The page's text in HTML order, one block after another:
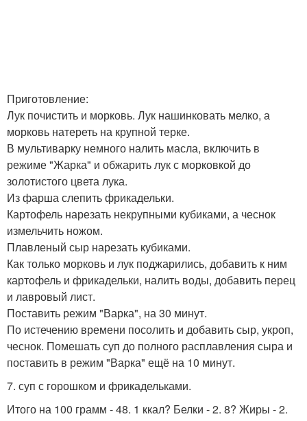
Приготовление:
Лук почистить и морковь. Лук нашинковать мелко, а
морковь натереть на крупной терке.
В мультиварку немного налить масла, включить в
режиме "Жарка" и обжарить лук с морковкой до
золотистого цвета лука.
Из фарша слепить фрикадельки.
Картофель нарезать некрупными кубиками, а чеснок
измельчить ножом.
Плавленый сыр нарезать кубиками.
Как только морковь и лук поджарились, добавить к ним
картофель и фрикадельки, налить воды, добавить перец
и лавровый лист.
Поставить режим "Варка", на 30 минут.
По истечению времени посолить и добавить сыр, укроп,
чеснок. Помешать суп до полного расплавления сыра и
поставить в режим "Варка" ещё на 10 минут.
7. суп с горошком и фрикадельками.
Итого на 100 грамм - 48. 1 ккал? Белки - 2. 8? Жиры - 2.